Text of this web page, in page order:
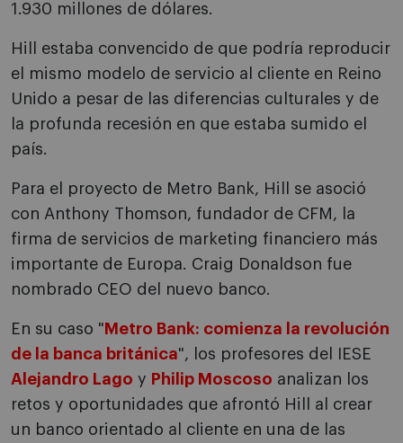
1.930 millones de dólares.
Hill estaba convencido de que podría reproducir
el mismo modelo de servicio al cliente en Reino
Unido a pesar de las diferencias culturales y de
la profunda recesión en que estaba sumido el
país.
Para el proyecto de Metro Bank, Hill se asoció
con Anthony Thomson, fundador de CFM, la
firma de servicios de marketing financiero más
importante de Europa. Craig Donaldson fue
nombrado CEO del nuevo banco.
En su caso " Metro Bank: comienza la revolución
de la banca británica", los profesores del IESE
Alejandro Lago y Philip Moscoso analizan los
retos y oportunidades que afrontó Hill al crear
un banco orientado al cliente en una de las